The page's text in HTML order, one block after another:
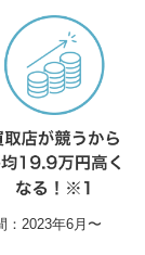
：2023年6月〜